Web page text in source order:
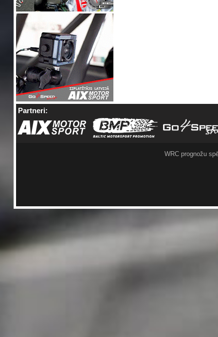
Partneri:
WRC prognožu